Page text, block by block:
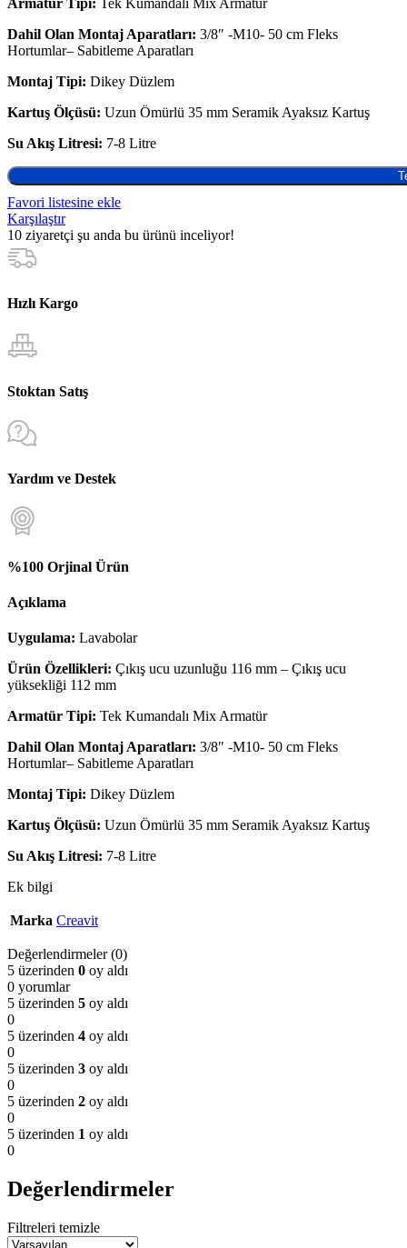
Dahil Olan Montaj Aparatları: 3/8″ -M10- 50 cm Fleks
Hortumlar– Sabitleme Aparatları
Montaj Tipi: Dikey Düzlem
Kartuş Ölçüsü: Uzun Ömürlü 35 mm Seramik Ayaksız Kartuş
Su Akış Litresi: 7-8 Litre
Favori listesine ekle
Karşılaştır
10 ziyaretçi şu anda bu ürünü inceliyor!
Hızlı Kargo
Stoktan Satış
Yardım ve Destek
%100 Orjinal Ürün
Açıklama
Uygulama: Lavabolar
Ürün Özellikleri: Çıkış ucu uzunluğu 116 mm – Çıkış ucu
yüksekliği 112 mm
Armatür Tipi: Tek Kumandalı Mix Armatür
Dahil Olan Montaj Aparatları: 3/8″ -M10- 50 cm Fleks
Hortumlar– Sabitleme Aparatları
Montaj Tipi: Dikey Düzlem
Kartuş Ölçüsü: Uzun Ömürlü 35 mm Seramik Ayaksız Kartuş
Su Akış Litresi: 7-8 Litre
Ek bilgi
Marka Creavit
Değerlendirmeler (0)
5 üzerinden 0 oy aldı
0 yorumlar
5 üzerinden 5 oy aldı
0
5 üzerinden 4 oy aldı
0
5 üzerinden 3 oy aldı
0
5 üzerinden 2 oy aldı
0
5 üzerinden 1 oy aldı
0
Değerlendirmeler
Filtreleri temizle